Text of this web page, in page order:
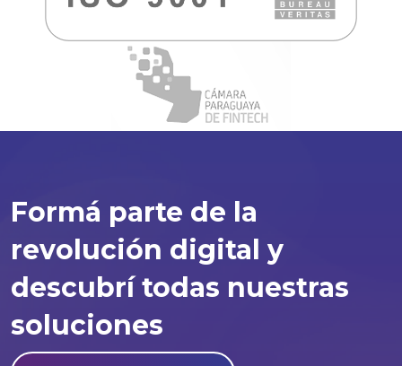
Formá parte de la
revolución digital y
descubrí todas nuestras
soluciones